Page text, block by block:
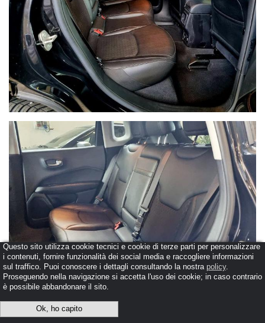
Questo sito utilizza cookie tecnici e cookie di terze parti per personalizzare
i contenuti, fornire funzionalità dei social media e raccogliere informazioni
sul traffico. Puoi conoscere i dettagli consultando la nostra policy.
Proseguendo nella navigazione si accetta l'uso dei cookie; in caso contrario
è possibile abbandonare il sito.